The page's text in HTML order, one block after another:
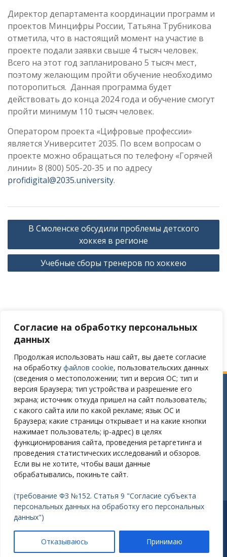
Согласие на обработку персональных
данных
Продолжая использовать наш сайт, вы даете согласие
на обработку файлов cookie, пользовательских данных
(сведения о местоположении; тип и версия ОС; тип и
версия Браузера; тип устройства и разрешение его
экрана; источник откуда пришел на сайт пользователь;
с какого сайта или по какой рекламе; язык ОС и
Браузера; какие страницы открывает и на какие кнопки
нажимает пользователь; ip-адрес) в целях
функционирования сайта, проведения ретаргетинга и
проведения статистических исследований и обзоров.
Если вы не хотите, чтобы ваши данные
обрабатывались, покиньте сайт.
(требование ФЗ №152. Статья 9 "Согласие субъекта
персональных данных на обработку его персональных
данных")
Отказываюсь Принимаю
Директор департамента координации программ и
проектов Минцифры России, Татьяна Трубникова
отметила, что в настоящий момент на участие в
проекте подали заявки свыше 4 тысяч человек.
Всего на этот год запланировано 5 тысяч мест,
поэтому желающим пройти обучение необходимо
поторопиться. Данная программа будет
действовать до конца 2024 года и обучение смогут
пройти минимум 110 тысяч человек.
Оператором проекта «Цифровые профессии»
является Университет 2035. По всем вопросам о
проекте можно обращаться по телефону «Горячей
линии» 8 (800) 505-20-35 и по адресу
profidigital@2035.university.
Навигация
записям
В Смоленске обсудили проблемы детского
хоккея в регионе
Учебные сборы тренеров по хоккею
Версия сайта для слабовидящих
Сайт разработан в соответствии
с требованиями Постановления Правительства РФ № 582
от 11.12.2018
Требования к структуре официального сайта
образовательной организации в ИТС «Интернет»
и формату представления на нем информации»
утверждены Приказом Рособрнадзора от 14.08.2020 №831
Разработано: Зайцев Александр Викторович E-mail:
Работает на WordPress
Education Hub автор:
Themes